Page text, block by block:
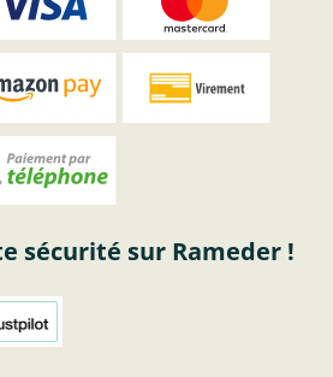
sécurité sur Rameder !